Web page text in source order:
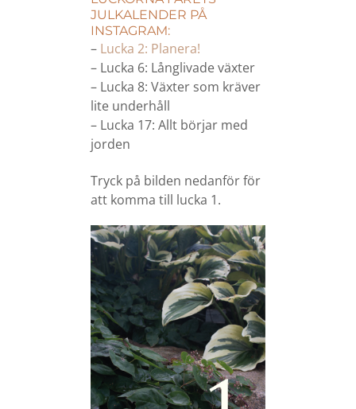
JULKALENDER PÅ
INSTAGRAM:
– Lucka 2: Planera!
– Lucka 6: Långlivade växter
– Lucka 8: Växter som kräver
lite underhåll
– Lucka 17: Allt börjar med
jorden
Tryck på bilden nedanför för
att komma till lucka 1.